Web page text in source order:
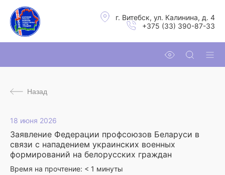
г. Витебск, ул. Калинина, д. 4
+375 (33) 390-87-33
Назад
18 июня 2026
Заявление Федерации профсоюзов Беларуси в
связи с нападением украинских военных
формирований на белорусских граждан
Время на прочтение: < 1 минуты